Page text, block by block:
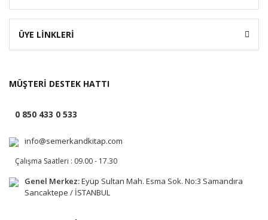
ÜYE LİNKLERİ
MÜŞTERİ DESTEK HATTI
0 850 433 0 533
info@semerkandkitap.com
Çalışma Saatleri : 09.00 - 17.30
Genel Merkez:Eyüp Sultan Mah. Esma Sok. No:3 Samandıra
Sancaktepe / İSTANBUL